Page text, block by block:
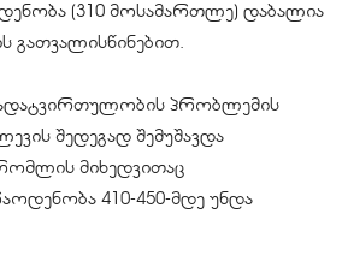
(310 მოსამართლე) დაბალია
გათვალისწინებით.
პრობლემის
შედეგად შემუშავდა
მიხედვითაც
410-450-მდე უნდა